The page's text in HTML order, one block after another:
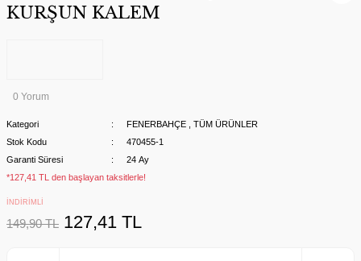
KURŞUN KALEM
0 Yorum
Kategori FENERBAHÇE
TÜM ÜRÜNLER
Stok Kodu
470455-1
Garanti Süresi
24 Ay
*127,41 TL den başlayan taksitlerle!
İNDİRİMLİ
149,90 TL 127,41 TL